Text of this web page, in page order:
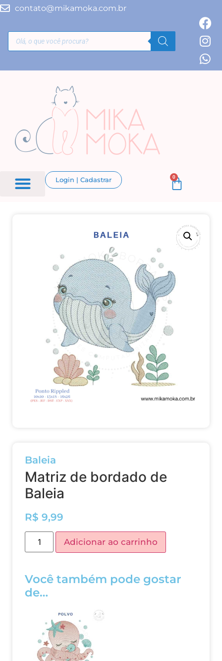
contato@mikamoka.com.br
Login | Cadastrar 0
Baleia
Matriz de bordado de
Baleia
R$ 9,99
Adicionar ao carrinho
Você também pode gostar
de…